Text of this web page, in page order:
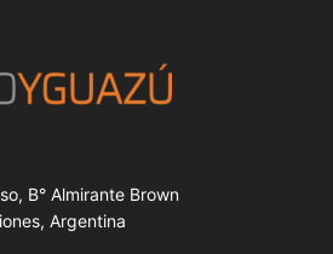
B° Almirante Brown
Argentina